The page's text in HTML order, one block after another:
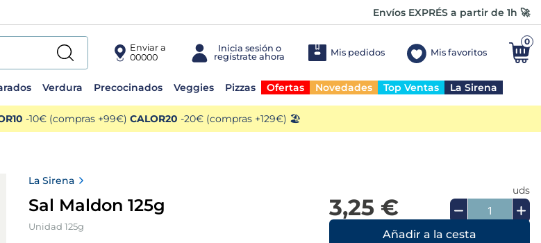
Envíos EXPRÉS a partir de 1h 🚀
Enviar a
00000
Mis pedidos Mis favoritos
0
Verdura Precocinados Veggies Pizzas Ofertas Novedades Top Ventas La Sirena
-10€ (compras +99€) CALOR20 -20€ (compras +129€) 🏖️
La Sirena
Sal Maldon 125g
Unidad 125g
3,25 €
uds
Añadir a la cesta